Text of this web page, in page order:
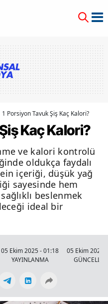
1 Porsiyon Tavuk Şiş Kaç Kalori?
Kaç Kalori?
ve kalori kontrolü
oldukça faydalı
içeriği, düşük yağ
sayesinde hem
beslenmek
ideal bir
05 Ekim 2025 - 01:18
YAYINLANMA
05 Ekim 2025